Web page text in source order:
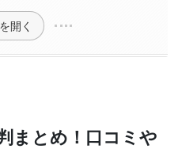
開く
まとめ！口コミや